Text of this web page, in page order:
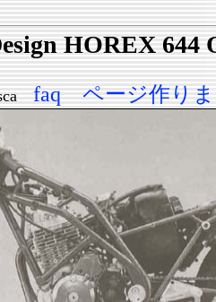
HOREX 644
faq ページ作り